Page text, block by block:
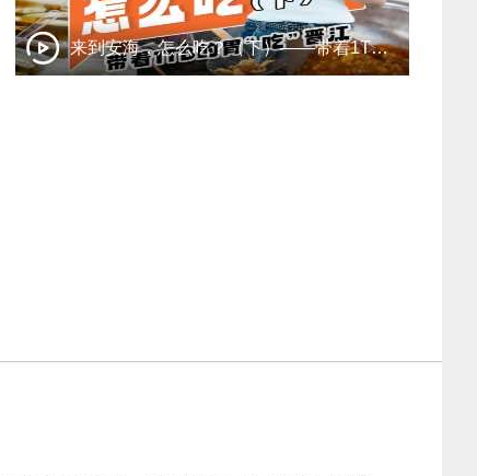
来到安海，怎么吃？（下）——带着1TB的胃“吃”晋江